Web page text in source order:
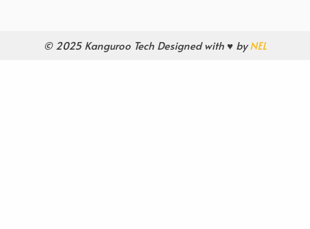
© 2025 Kanguroo Tech Designed with ♥ byNEL